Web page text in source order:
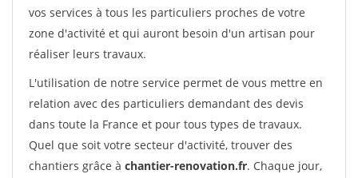
vos services à tous les particuliers proches de votre
zone d'activité et qui auront besoin d'un artisan pour
réaliser leurs travaux.
L'utilisation de notre service permet de vous mettre en
relation avec des particuliers demandant des devis
dans toute la France et pour tous types de travaux.
Quel que soit votre secteur d'activité, trouver des
chantiers grâce à chantier-renovation.fr. Chaque jour,